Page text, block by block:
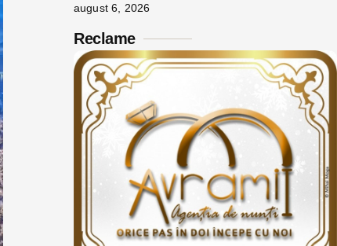
august 6, 2026
Reclame